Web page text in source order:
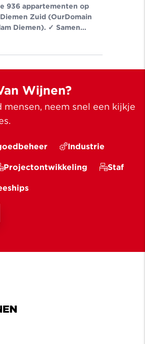
936 appartementen op
Zuid (OurDomain
Diemen). ✓ Samen
Wijnen?
neem snel een kijkje
Industrie
Projectontwikkeling Staf